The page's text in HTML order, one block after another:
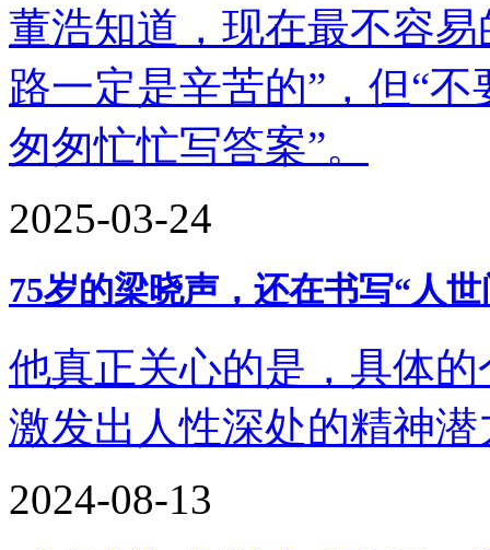
董浩知道，现在最不容易
路一定是辛苦的”，但“
匆匆忙忙写答案”。
2025-03-24
75岁的梁晓声，还在书写“人世
他真正关心的是，具体
激发出人性深处的精神
2024-08-13